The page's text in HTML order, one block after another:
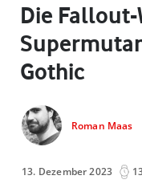
Die
Gothic
Roman Maas
13. Dezember 2023